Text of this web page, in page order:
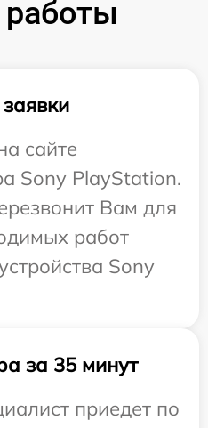
сайте
Sony PlayStation.
Вам для
работ
Sony
за 35 минут
приедет по